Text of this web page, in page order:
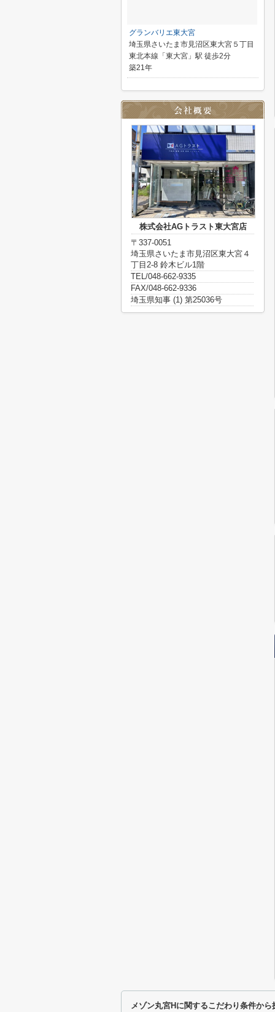
グランバリエ東大宮
埼玉県さいたま市見沼区東大宮５丁目
東北本線「東大宮」駅 徒歩2分
築21年
株式会社AGトラスト東大宮店
〒337-0051
埼玉県さいたま市見沼区東大宮４
丁目2-8 鈴木ビル1階
TEL/048-662-9335
FAX/048-662-9336
埼玉県知事 (1) 第25036号
メゾン丸宮Hに関するこだわり条件から